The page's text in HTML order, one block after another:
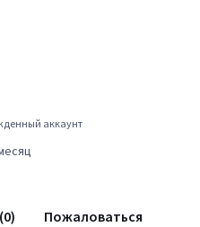
аккаунт
Пожаловаться